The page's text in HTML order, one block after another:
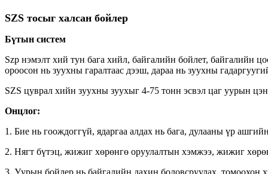
SZS тосыг халсан бойлер
Бүтын систем
Szp нэмэлт хий тун бага хийл, байгалийн бойлет, байгалийн
ороосон нь зуухны гаралтаас дээш, дараа нь зуухны
SZS цуврал хийн зуухны зуухыг 4-75 тонн эсвэл цаг уурын
Онцлог:
1. Бие нь гоождоггүй, ядаргаа алдах нь бага, дулааны үр
2. Нягт бүтэц, жижиг хөрөнгө оруулалтын хэмжээ, жижиг
3. Уурын бойлер нь байгалийн дахин боловсруулах, томоохон